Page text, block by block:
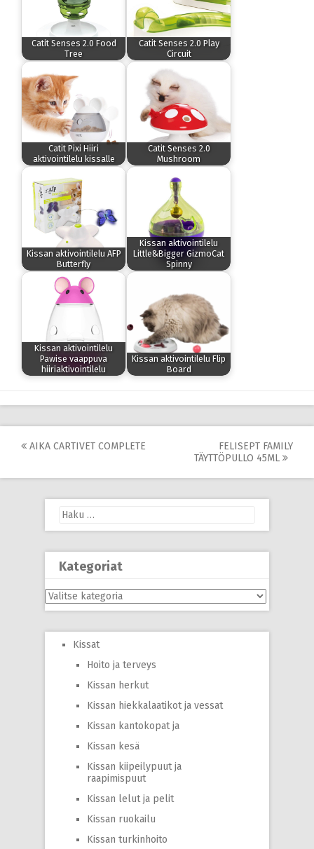
Catit Senses 2.0 Food
Tree
Catit Senses 2.0 Play
Circuit
Catit Pixi Hiiri
aktivointilelu kissalle
Catit Senses 2.0
Mushroom
Kissan aktivointilelu AFP
Butterfly
Kissan aktivointilelu
Little&Bigger GizmoCat
Spinny
Kissan aktivointilelu
Pawise vaappuva
hiiriaktivointilelu
Kissan aktivointilelu Flip
Board
Post
AIKA CARTIVET COMPLETE
FELISEPT FAMILY
TÄYTTÖPULLO 45ML
Haku:
Kategoriat
Kategoriat
Kissat
Hoito ja terveys
Kissan herkut
Kissan hiekkalaatikot ja vessat
Kissan kantokopat ja
Kissan kesä
Kissan kiipeilypuut ja
raapimispuut
Kissan lelut ja pelit
Kissan ruokailu
Kissan turkinhoito